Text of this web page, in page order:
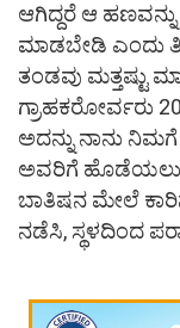
ಆಗಿದ್ದರೆ ಆ
ಮಾಡಬೇಡಿ ಎಂದು
ತಂಡವು ಮತ್ತಷ್ಟು
ಗ್ರಾಹಕರೋರ್ವರು
ಅದನ್ನು ನಾನು ನಿಮಗೆ
ಅವರಿಗೆ ಹೊಡೆಯಲು
ಬಾತಿಷನ ಮೇಲೆ
ನಡೆಸಿ, ಸ್ಥಳದಿಂದ